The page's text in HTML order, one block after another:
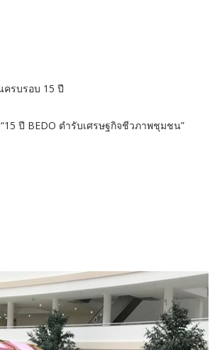
ครบรอบ 15 ปี
ปี BEDO ตำรับเศรษฐกิจชีวภาพชุมชน”